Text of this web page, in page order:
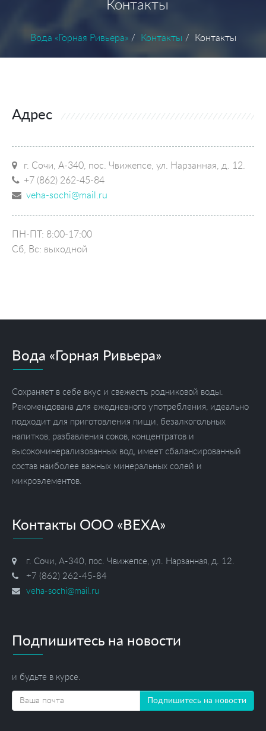
Контакты
Вода «Горная Ривьера» Контакты Контакты
Адрес
г. Сочи, А-340, пос. Чвижепсе, ул. Нарзанная, д. 12.
+7 (862) 262-45-84
veha-sochi@mail.ru
ПН-ПТ: 8:00-17:00
Сб, Вс: выходной
Вода «Горная Ривьера»
Сохраняет в себе вкус и свежесть родниковой воды.
Рекомендована для ежедневного употребления, идеально
подходит для приготовления пищи, безалкогольных
напитков, разбавления соков, концентратов и
высокоминерализованных вод, имеет сбалансированный
состав наиболее важных минеральных солей и
микроэлементов.
Контакты ООО «ВЕХА»
г. Сочи, А-340, пос. Чвижепсе, ул. Нарзанная, д. 12.
+7 (862) 262-45-84
veha-sochi@mail.ru
Подпишитесь на новости
и будьте в курсе.
Подпишитесь на новости